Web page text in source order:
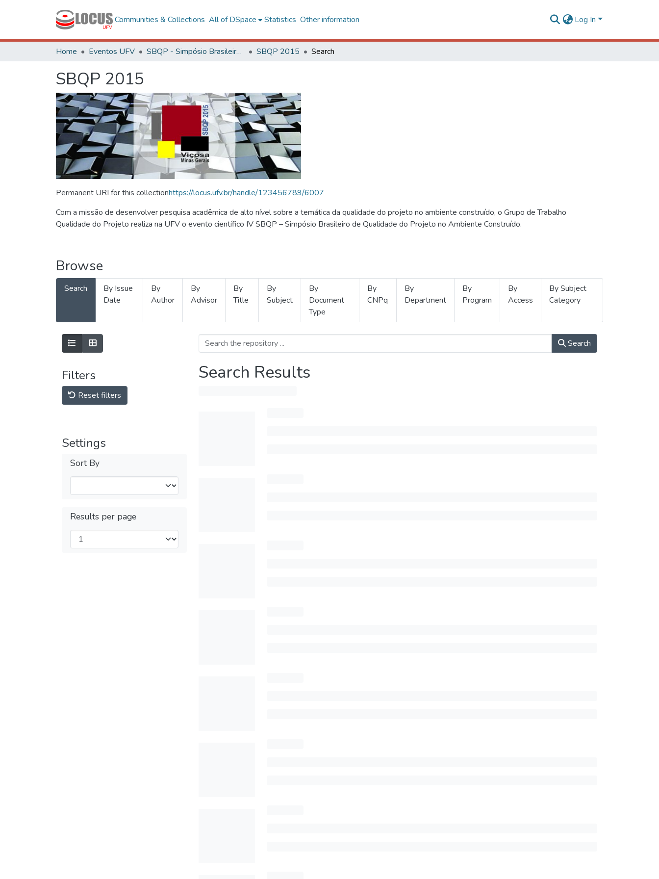
Communities & Collections All of DSpace Statistics Other information Log In
Home Eventos UFV SBQP - Simpósio Brasileiro de Qualidade do Projeto no Ambiente Construído SBQP 2015 Search
SBQP 2015
Permanent URI for this collectionhttps://locus.ufv.br/handle/123456789/6007
Com a missão de desenvolver pesquisa acadêmica de alto nível sobre a temática da qualidade do projeto no ambiente construído, o Grupo de Trabalho
Qualidade do Projeto realiza na UFV o evento científico IV SBQP – Simpósio Brasileiro de Qualidade do Projeto no Ambiente Construído.
Browse
Search
By Issue
Date
By
Author
By
Advisor
By
Title
By
Subject
By
Document
Type
By
CNPq
By
Department
By
Program
By
Access
By Subject
Category
Filters
Reset filters
Settings
Sort By
Results per page
Search
Search Results